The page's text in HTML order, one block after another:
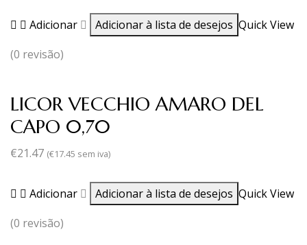
Adicionar Adicionar à lista de desejos Quick View
(0 revisão)
LICOR VECCHIO AMARO DEL
CAPO 0,70
€21.47 (€17.45 sem iva)
Adicionar Adicionar à lista de desejos Quick View
(0 revisão)